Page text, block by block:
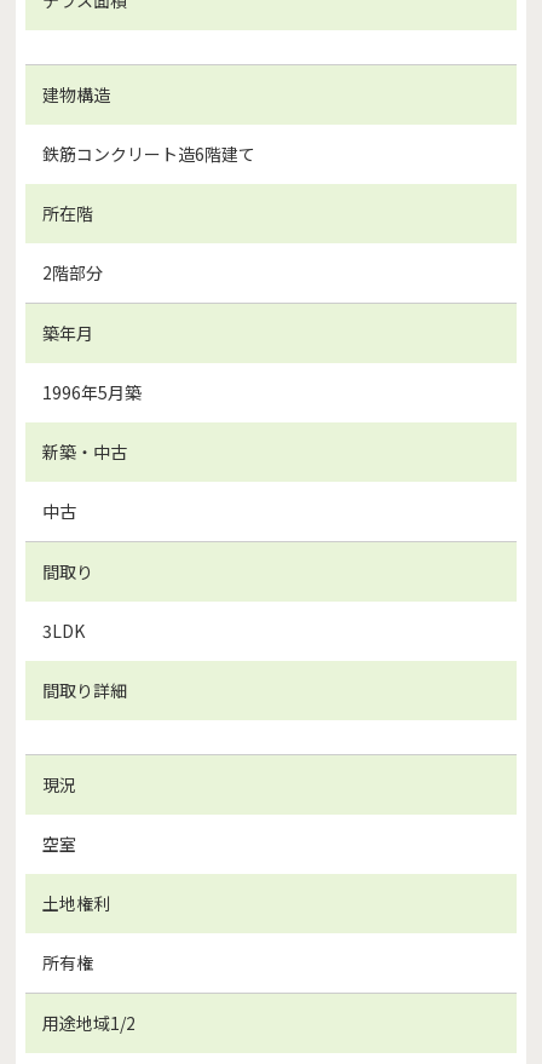
建物構造
鉄筋コンクリート造6階建て
所在階
2階部分
築年月
1996年5月築
新築・中古
中古
間取り
3LDK
間取り詳細
現況
空室
土地権利
所有権
用途地域1/2